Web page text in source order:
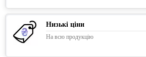
Низькі ціни
На всю продукцію